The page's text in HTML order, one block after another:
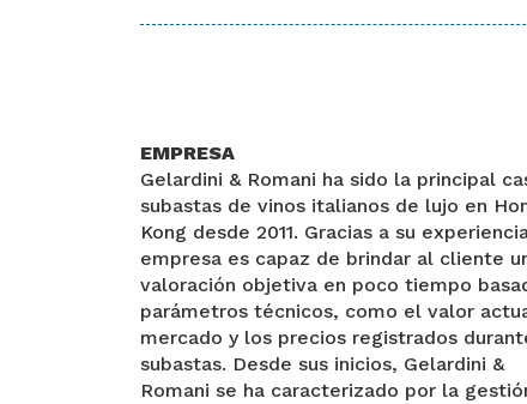
EMPRESA
Gelardini & Romani ha sido la principal
subastas de vinos italianos de lujo en
Kong desde 2011. Gracias a su
empresa es capaz de brindar al cliente
valoración objetiva en poco tiempo
parámetros técnicos, como el valor
mercado y los precios registrados
subastas. Desde sus inicios, Gelardini &
Romani se ha caracterizado por la